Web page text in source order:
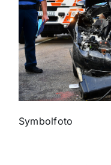
Themen und
Gewinnspiele
Symbolfoto